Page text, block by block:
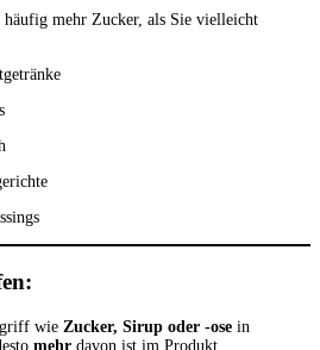
häufig mehr Zucker, als Sie vielleicht
wie Zucker, Sirup oder -ose in
mehr davon ist im Produkt